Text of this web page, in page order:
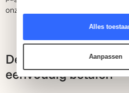
Alles
Aanpassen
onze werkwijze en voorwaarden.
De
eenvoudig betalen